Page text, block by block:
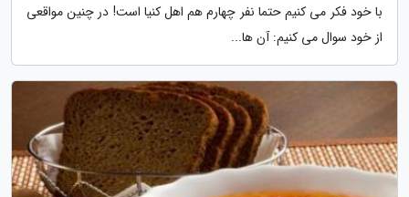
با خود فکر می کنیم حتما نفر چهارم هم اهل کنیا است! در چنین مواقعی
از خود سوال می کنیم: آن ها...